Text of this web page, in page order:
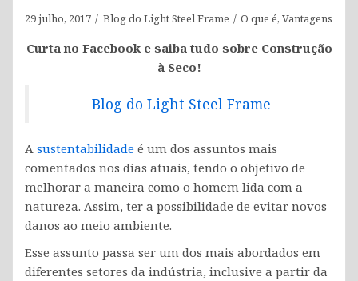
29 julho, 2017 Blog do Light Steel Frame O que é, Vantagens
Curta no Facebook e saiba tudo sobre Construção
à Seco!
Blog do Light Steel Frame
A sustentabilidade é um dos assuntos mais
comentados nos dias atuais, tendo o objetivo de
melhorar a maneira como o homem lida com a
natureza. Assim, ter a possibilidade de evitar novos
danos ao meio ambiente.
Esse assunto passa ser um dos mais abordados em
diferentes setores da indústria, inclusive a partir da